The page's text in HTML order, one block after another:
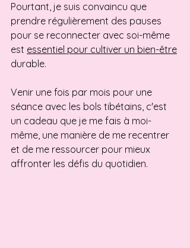
Pourtant, je suis convaincu que
prendre régulièrement des pauses
pour se reconnecter avec soi-même
est essentiel pour cultiver un bien-être
durable.
Venir une fois par mois pour une
séance avec les bols tibétains, c'est
un cadeau que je me fais à moi-
même, une manière de me recentrer
et de me ressourcer pour mieux
affronter les défis du quotidien.